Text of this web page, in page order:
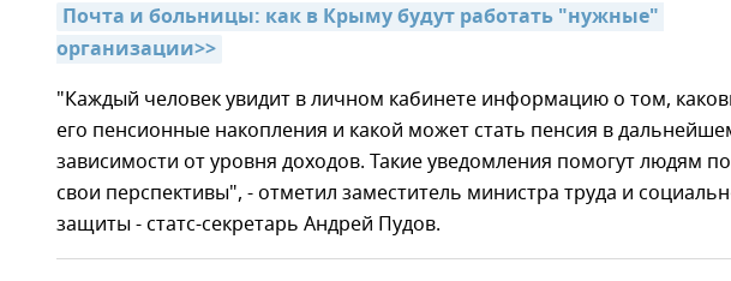
Почта и больницы: как в Крыму будут работать "нужные"
организации>>
"Каждый человек увидит в личном кабинете информацию о том,
его пенсионные накопления и какой может стать пенсия в
зависимости от уровня доходов. Такие уведомления помогут людям
свои перспективы", - отметил заместитель министра труда и
защиты - статс-секретарь Андрей Пудов.